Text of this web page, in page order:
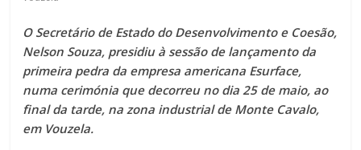
O Secretário de Estado do Desenvolvimento e Coesão,
Nelson Souza, presidiu à sessão de lançamento da
primeira pedra da empresa americana Esurface,
numa cerimónia que decorreu no dia 25 de maio, ao
final da tarde, na zona industrial de Monte Cavalo,
em Vouzela.